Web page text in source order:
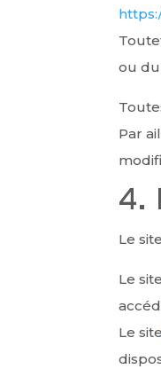
ou
Par
4.
Le
Le
Le site